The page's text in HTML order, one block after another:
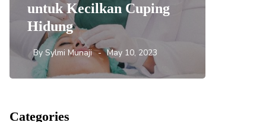
untuk Kecilkan Cuping
Hidung
By Sylmi Munaji May 10, 2023
Categories